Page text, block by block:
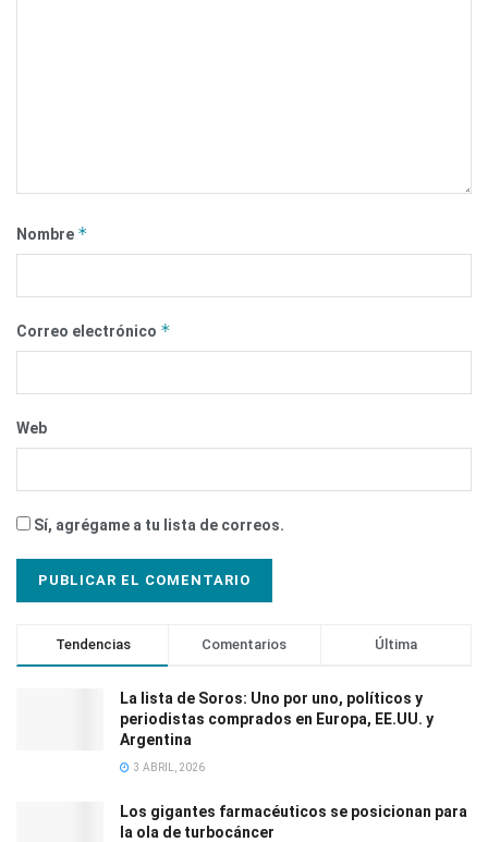
Nombre *
Correo electrónico *
Web
Sí, agrégame a tu lista de correos.
Tendencias Comentarios Última
La lista de Soros: Uno por uno, políticos y
periodistas comprados en Europa, EE.UU. y
Argentina
3 ABRIL, 2026
Los gigantes farmacéuticos se posicionan para
la ola de turbocáncer